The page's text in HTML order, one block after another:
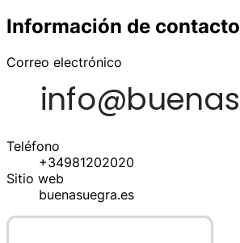
Información de contacto
Correo electrónico
Teléfono
+34981202020
Sitio web
buenasuegra.es